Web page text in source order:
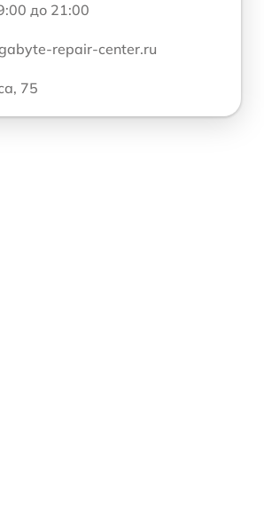
до 21:00
repair-center.ru
75